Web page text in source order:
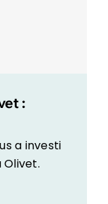
:
a investi
Olivet.